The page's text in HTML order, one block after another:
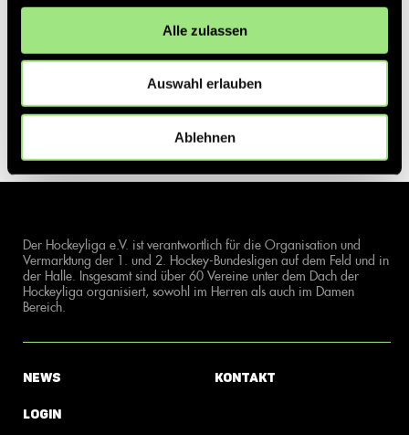
Alle zulassen
Auswahl erlauben
Ablehnen
Der Hockeyliga e.V. ist verantwortlich für die Organisation und
Vermarktung der 1. und 2. Hockey-Bundesligen auf dem Feld und in
der Halle. Insgesamt sind über 60 Vereine unter dem Dach der
Hockeyliga organisiert, sowohl im Herren als auch im Damen
Bereich.
News
Login
Kontakt